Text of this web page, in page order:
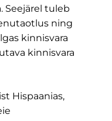
Seejärel tuleb
ning
kinnisvara
kinnisvara
Hispaanias,